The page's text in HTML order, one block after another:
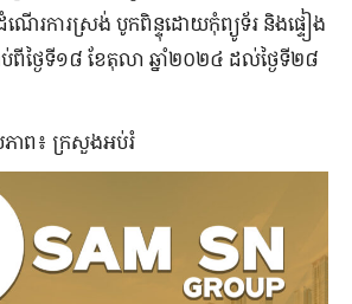
ើរការស្រង់ បូកពិន្ទុដោយកុំព្យូទ័រ និងផ្ទៀង
ាប់ពីថ្ងៃទី១៨ ខែតុលា ឆ្នាំ២០២៤ ដល់ថ្ងៃទី២៨
ភាព៖ ក្រសួងអប់រំ